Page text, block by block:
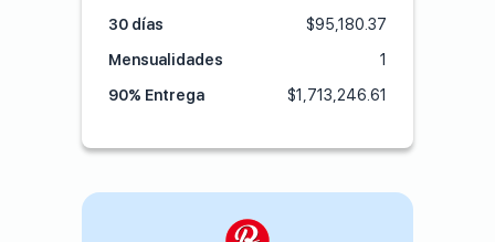
30 días
$95,180.37
Mensualidades
1
90% Entrega
$1,713,246.61